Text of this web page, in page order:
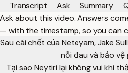
Transcript
Ask Summary
Ask about this video. Answers
— with the timestamp, so you can
Sau cái chết của Neteyam, Jake
nỗi đau và bảo vệ
Tại sao Neytiri lại không vui khi